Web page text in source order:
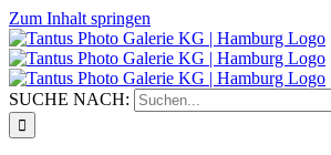
Zum Inhalt springen
SUCHE NACH: